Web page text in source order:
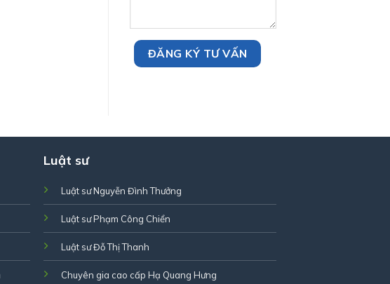
Luật sư
Luật sư Nguyễn Đình Thưởng
Luật sư Phạm Công Chiển
Luật sư Đỗ Thị Thanh
Chuyên gia cao cấp Hạ Quang Hưng